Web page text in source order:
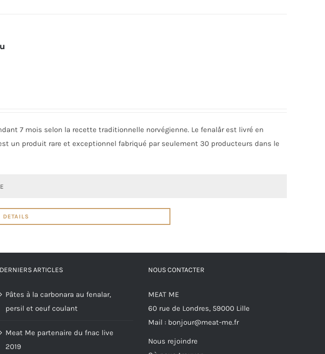
7 mois selon la recette traditionnelle norvégienne. Le fenalår est livré en
un produit rare et exceptionnel fabriqué par seulement 30 producteurs dans le
DETAILS
DERNIERS ARTICLES
Pâtes à la carbonara au fenalar,
persil et oeuf coulant
Meat Me partenaire du fnac live
2019
NOUS CONTACTER
MEAT ME
60 rue de Londres, 59000 Lille
Mail : bonjour@meat-me.fr
Nous rejoindre